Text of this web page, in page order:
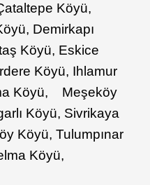
Köyü,
Demirkapı
Köyü, Eskice
Köyü, Ihlamur
Köyü, Meşeköy
Köyü, Sivrikaya
Köyü, Tulumpınar
Köyü,